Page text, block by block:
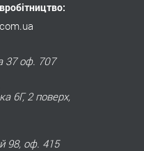
37 оф. 707
6Г, 2 поверх,
98, оф. 415